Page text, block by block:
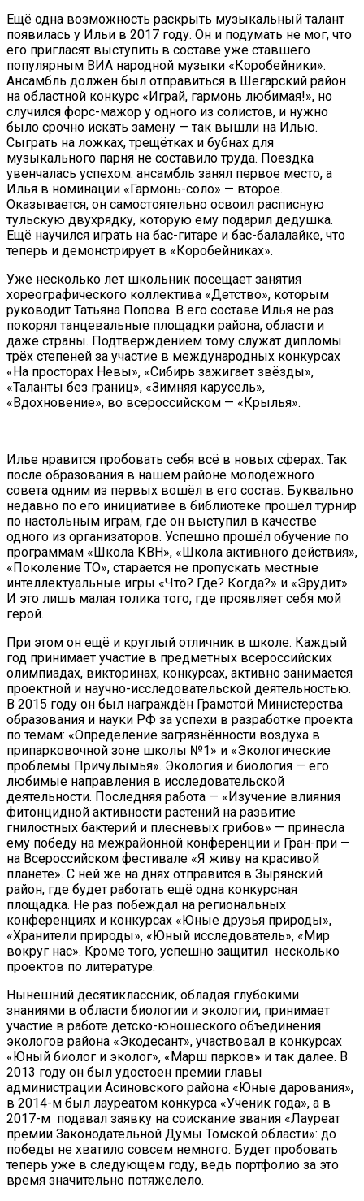
Ещё одна возможность раскрыть музыкальный талант
появилась у Ильи в 2017 году. Он и подумать не мог, что
его пригласят выступить в составе уже ставшего
популярным ВИА народной музыки «Коробейники».
Ансамбль должен был отправиться в Шегарский район
на областной конкурс «Играй, гармонь любимая!», но
случился форс-мажор у одного из солистов, и нужно
было срочно искать замену — так вышли на Илью.
Сыграть на ложках, трещётках и бубнах для
музыкального парня не составило труда. Поездка
увенчалась успехом: ансамбль занял первое место, а
Илья в номинации «Гармонь-соло» — второе.
Оказывается, он самостоятельно освоил расписную
тульскую двухрядку, которую ему подарил дедушка.
Ещё научился играть на бас-гитаре и бас-балалайке, что
теперь и демонстрирует в «Коробейниках».
Уже несколько лет школьник посещает занятия
хореографического коллектива «Детство», которым
руководит Татьяна Попова. В его составе Илья не раз
покорял танцевальные площадки района, области и
даже страны. Подтверждением тому служат дипломы
трёх степеней за участие в международных конкурсах
«На просторах Невы», «Сибирь зажигает звёзды»,
«Таланты без границ», «Зимняя карусель»,
«Вдохновение», во всероссийском — «Крылья».
Илье нравится пробовать себя всё в новых сферах. Так
после образования в нашем районе молодёжного
совета одним из первых вошёл в его состав. Буквально
недавно по его инициативе в библиотеке прошёл турнир
по настольным играм, где он выступил в качестве
одного из организаторов. Успешно прошёл обучение по
программам «Школа КВН», «Школа активного действия»,
«Поколение ТО», старается не пропускать местные
интеллектуальные игры «Что? Где? Когда?» и «Эрудит».
И это лишь малая толика того, где проявляет себя мой
герой.
При этом он ещё и круглый отличник в школе. Каждый
год принимает участие в предметных всероссийских
олимпиадах, викторинах, конкурсах, активно занимается
проектной и научно-исследовательской деятельностью.
В 2015 году он был награждён Грамотой Министерства
образования и науки РФ за успехи в разработке проекта
по темам: «Определение загрязнённости воздуха в
припарковочной зоне школы №1» и «Экологические
проблемы Причулымья». Экология и биология — его
любимые направления в исследовательской
деятельности. Последняя работа — «Изучение влияния
фитонцидной активности растений на развитие
гнилостных бактерий и плесневых грибов» — принесла
ему победу на межрайонной конференции и Гран-при —
на Всероссийском фестивале «Я живу на красивой
планете». С ней же на днях отправится в Зырянский
район, где будет работать ещё одна конкурсная
площадка. Не раз побеждал на региональных
конференциях и конкурсах «Юные друзья природы»,
«Хранители природы», «Юный исследователь», «Мир
вокруг нас». Кроме того, успешно защитил несколько
проектов по литературе.
Нынешний десятиклассник, обладая глубокими
знаниями в области биологии и экологии, принимает
участие в работе детско-юношеского объединения
экологов района «Экодесант», участвовал в конкурсах
«Юный биолог и эколог», «Марш парков» и так далее. В
2013 году он был удостоен премии главы
администрации Асиновского района «Юные дарования»,
в 2014-м был лауреатом конкурса «Ученик года», а в
2017-м подавал заявку на соискание звания «Лауреат
премии Законодательной Думы Томской области»: до
победы не хватило совсем немного. Будет пробовать
теперь уже в следующем году, ведь портфолио за это
время значительно потяжелело.